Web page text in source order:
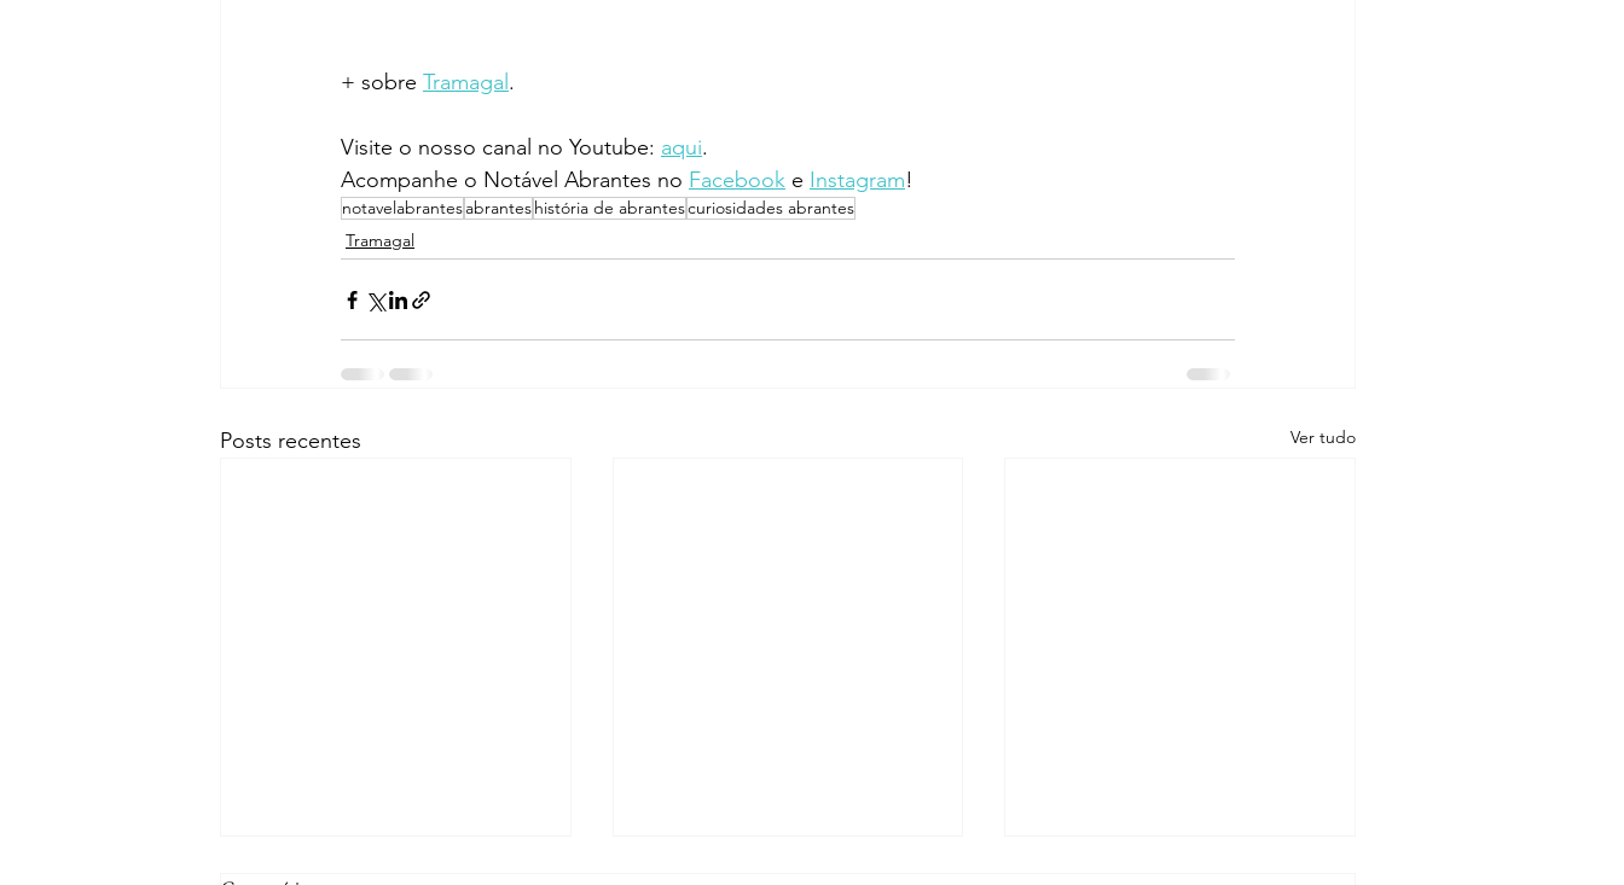
+ sobre Tramagal .
Visite o nosso canal no Youtube: aqui.
Acompanhe o Notável Abrantes no Facebook e Instagram!
notavelabrantesabranteshistória de abrantescuriosidades abrantes
Tramagal
Posts recentes Ver tudo